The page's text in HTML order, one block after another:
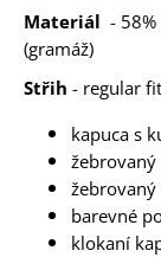
Materiál -
(gramáž)
Střih - regular fit
kapuca s
barevné
klokaní
D